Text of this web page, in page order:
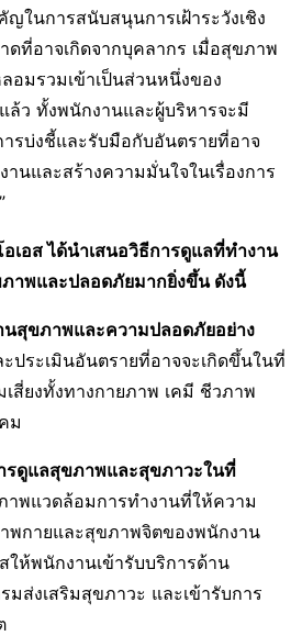
ในการสนับสนุนการเฝ้าระวังเชิง
ที่อาจเกิดจากบุคลากร เมื่อสุขภาพ
อมรวมเข้าเป็นส่วนหนึ่งของ
ล้ว ทั้งพนักงานและผู้บริหารจะมี
รบ่งชี้และรับมือกับอันตรายที่อาจ
นและสร้างความมั่นใจในเรื่องการ
เอส ได้นำเสนอวิธีการดูแลที่ทำงาน
าพและปลอดภัยมากยิ่งขึ้น ดังนี้
นสุขภาพและความปลอดภัยอย่าง
ประเมินอันตรายที่อาจจะเกิดขึ้นในที่
สี่ยงทั้งทางกายภาพ เคมี ชีวภาพ
ม
รดูแลสุขภาพและสุขภาวะในที่
าพแวดล้อมการทำงานที่ให้ความ
พกายและสุขภาพจิตของพนักงาน
ให้พนักงานเข้ารับบริการด้าน
มส่งเสริมสุขภาวะ และเข้ารับการ